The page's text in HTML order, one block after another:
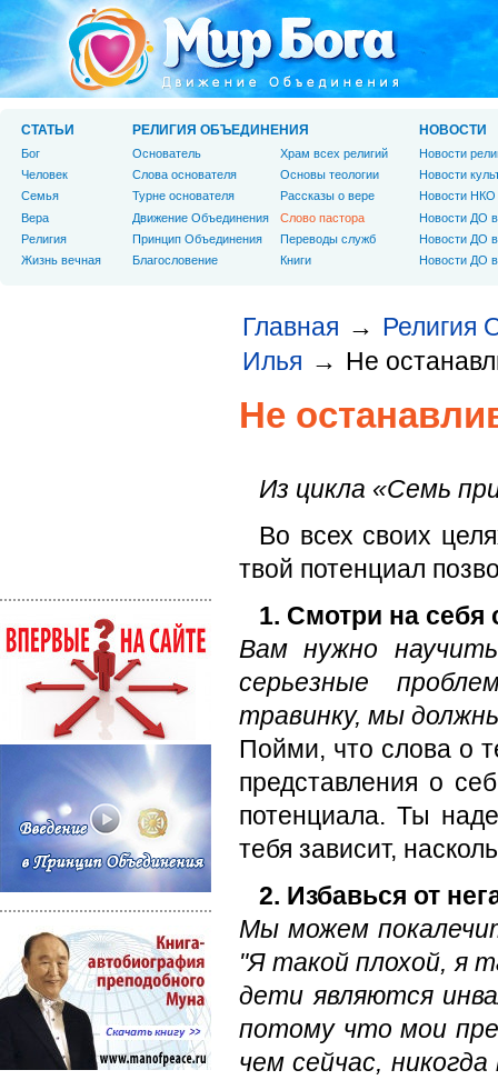
Главная → Религия
Илья → Не
Не
Из цикла «Семь
Во всех своих
твой потенциал
1. Смотри на себя
Вам нужно
серьезные
травинку, мы
Пойми, что слова о
представления о
потенциала. Ты
тебя зависит,
2. Избавься от
Мы можем
"Я такой плохой, я
дети являются
потому что мои
чем сейчас,
СТАТЬИ
Бог
Человек
Cемья
Вера
Религия
Жизнь вечная
РЕЛИГИЯ ОБЪЕДИНЕНИЯ
Основатель
Слова основателя
Турне основателя
Движение Объединения
Принцип Объединения
Благословение
Храм всех религий
Основы теологии
Рассказы о вере
Слово пастора
Переводы служб
Книги
НОВОСТИ
Новости
Новости
Новости НКО
Новости ДО
Новости ДО
Новости ДО